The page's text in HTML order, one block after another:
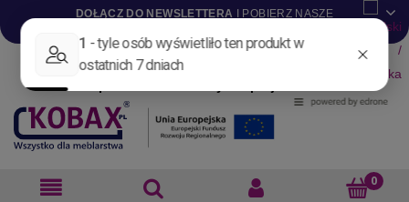
DOŁĄCZ DO NEWSLETTERA I POBIERZ NASZE
Aktualności Nowości
Blog
Pliki do pobrania